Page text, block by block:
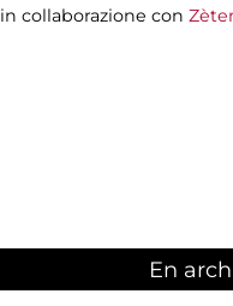
in collaborazione con
En